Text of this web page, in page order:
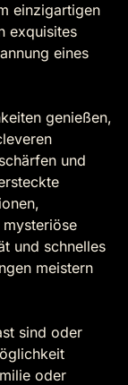
einzigartigen
exquisites
eines
genießen,
und
mysteriöse
und schnelles
meistern
sind oder
oder